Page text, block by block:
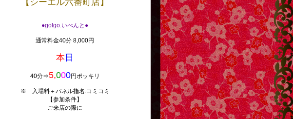
【シーエル六番町店】
●golgo.いべんと●
通常料金40分 8,000円
本 日
40分⇒5,000円ポッキリ
※ 入場料＋パネル指名.コミコミ
【参加条件】
ご来店の際に